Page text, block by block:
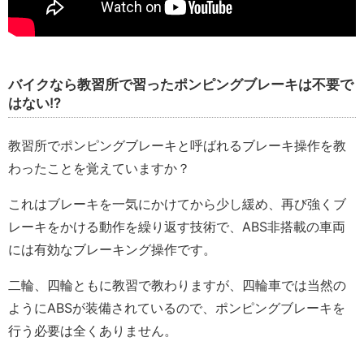
バイクなら教習所で習ったポンピングブレーキは不要で
はない!?
教習所でポンピングブレーキと呼ばれるブレーキ操作を教
わったことを覚えていますか？
これはブレーキを一気にかけてから少し緩め、再び強くブ
レーキをかける動作を繰り返す技術で、ABS非搭載の車両
には有効なブレーキング操作です。
二輪、四輪ともに教習で教わりますが、四輪車では当然の
ようにABSが装備されているので、ポンピングブレーキを
行う必要は全くありません。